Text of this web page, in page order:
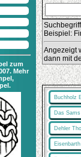
zum
Mehr
Beispiel:
Angezeigt
dann mit
Buchholz
Das Sams
Dehler